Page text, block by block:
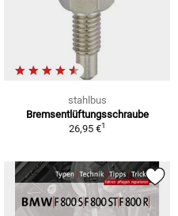
stahlbus
Bremsentlüftungsschraube
26,95 €1